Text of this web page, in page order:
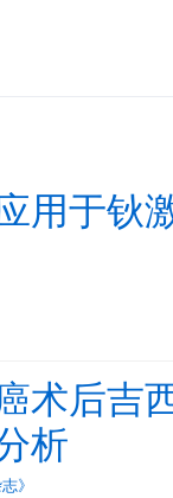
用于钬
术后
析
》